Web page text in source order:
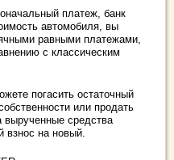
платеж, банк
автомобиля, вы
равными платежами,
с классическим
погасить остаточный
или продать
вырученные средства
взнос на новый.